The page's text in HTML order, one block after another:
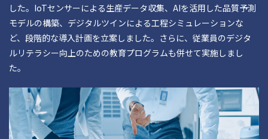
した。IoTセンサーによる生産データ収集、AIを活用した品質予測
モデルの構築、デジタルツインによる工程シミュレーションな
ど、段階的な導入計画を立案しました。さらに、従業員のデジタ
ルリテラシー向上のための教育プログラムも併せて実施しまし
た。